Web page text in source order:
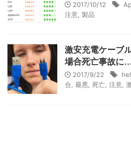
2017/10/12
注意 製品
激安充電ケーブ
場合死亡事故に…
2017/9/22
合 最悪 死亡 注意